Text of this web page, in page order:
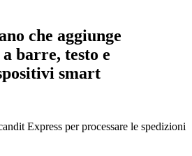
che aggiunge
barre, testo e
smart
Express per processare le spedizioni